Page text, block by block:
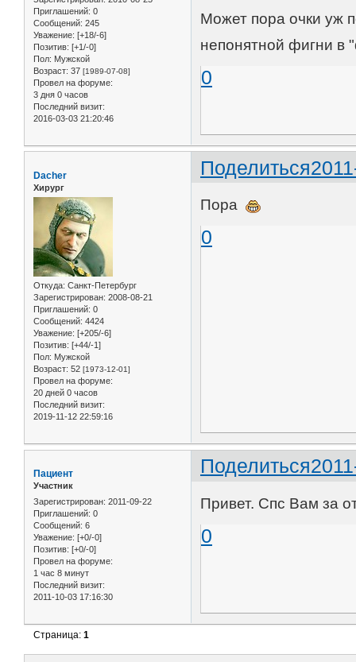
Приглашений: 0
Сообщений: 245
Уважение: [+18/-6]
Позитив: [+1/-0]
Пол: Мужской
Возраст: 37 [1989-07-08]
Провел на форуме:
3 дня 0 часов
Последний визит:
2016-03-03 21:20:46
Может пора очки уж
непонятной фигни в
0
Поделиться
Dacher
Хирург
Откуда: Санкт-Петербург
Зарегистрирован: 2008-08-21
Приглашений: 0
Сообщений: 4424
Уважение: [+205/-6]
Позитив: [+44/-1]
Пол: Мужской
Возраст: 52 [1973-12-01]
Провел на форуме:
20 дней 0 часов
Последний визит:
2019-11-12 22:59:16
Пора
0
Поделиться
Пациент
Участник
Зарегистрирован: 2011-09-22
Приглашений: 0
Сообщений: 6
Уважение: [+0/-0]
Позитив: [+0/-0]
Провел на форуме:
1 час 8 минут
Последний визит:
2011-10-03 17:16:30
Привет. Спс Вам за
0
Страница:1